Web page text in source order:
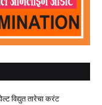
विद्युत तारेचा करंट